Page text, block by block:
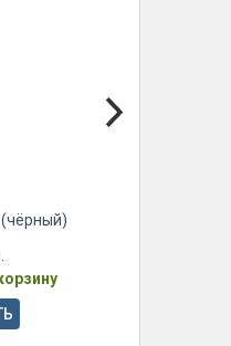
(чёрный)